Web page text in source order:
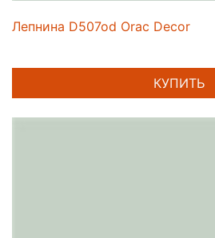
Лепнина D507od Orac Decor
КУПИТЬ